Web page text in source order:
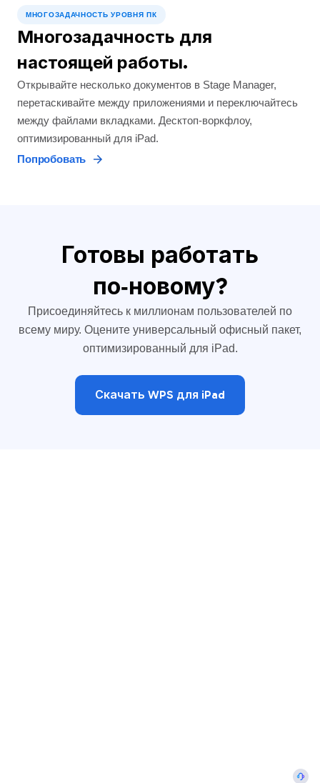
МНОГОЗАДАЧНОСТЬ УРОВНЯ ПК
Многозадачность для
настоящей работы.
Открывайте несколько документов в Stage Manager,
перетаскивайте между приложениями и переключайтесь
между файлами вкладками. Десктоп‑воркфлоу,
оптимизированный для iPad.
Попробовать
Готовы работать
по‑новому?
Присоединяйтесь к миллионам пользователей по
всему миру. Оцените универсальный офисный пакет,
оптимизированный для iPad.
Скачать WPS для iPad